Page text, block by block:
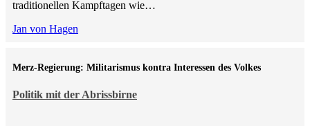
traditionellen Kampftagen wie…
Jan von Hagen
Politik mit der Abrissbirne
Merz-Regierung: Militarismus kontra Inte­ressen des Volkes